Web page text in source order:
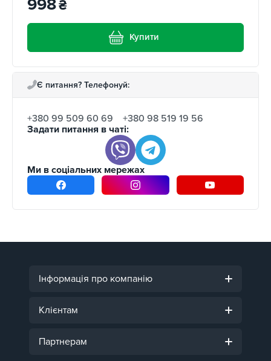
998₴
Купити
Є питання? Телефонуй:
+380 99 509 60 69
+380 98 519 19 56
Задати питання в чаті:
Ми в соціальних мережах
Інформація про компанію
Клієнтам
Партнерам